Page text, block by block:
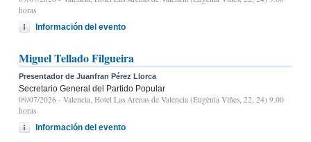
horas
Información del evento
Miguel Tellado Filgueira
Presentador de Juanfran Pérez Llorca
Secretario General del Partido Popular
09/07/2026 - Valencia, Hotel Las Arenas de Valencia (Eugènia Viñes, 22, 24) 9.00
horas
Información del evento